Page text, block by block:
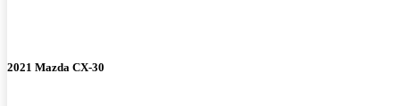
2021 Mazda CX-30